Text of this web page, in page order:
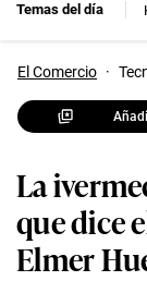
Temas del día
El Comercio ·
La
que dice
Elmer